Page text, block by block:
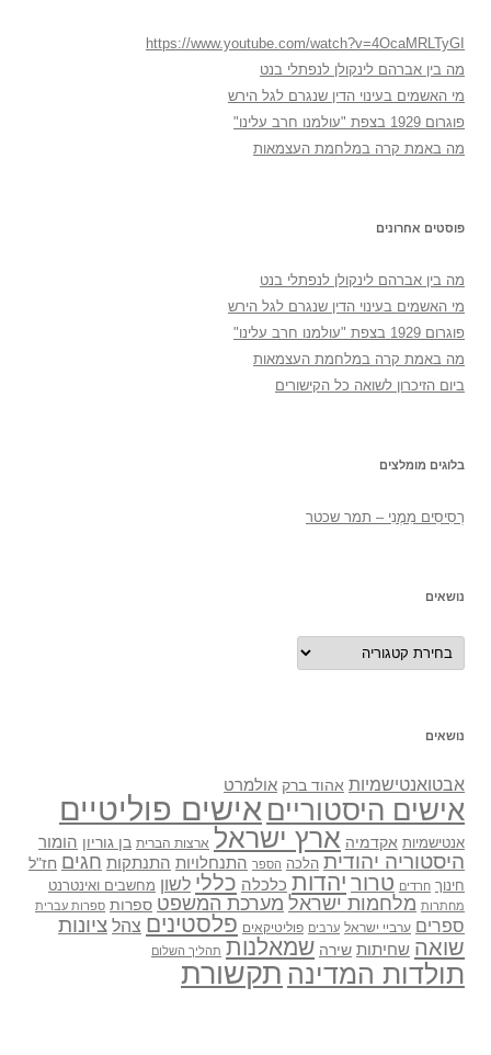
https://www.youtube.com/watch?v=4OcaMRLTyGI
מה בין אברהם לינקולן לנפתלי בנט
מי האשמים בעינוי הדין שנגרם לגל הירש
פוגרום 1929 בצפת "עולמנו חרב עלינו"
מה באמת קרה במלחמת העצמאות
פוסטים אחרונים
מה בין אברהם לינקולן לנפתלי בנט
מי האשמים בעינוי הדין שנגרם לגל הירש
פוגרום 1929 בצפת "עולמנו חרב עלינו"
מה באמת קרה במלחמת העצמאות
ביום הזיכרון לשואה כל הקישורים
בלוגים מומלצים
רְסִיסִים מִמֶנִי – תמר שכטר
נושאים
נושאים
נושאים
אבטואנטישמיות אהוד ברק אולמרט
אישים היסטוריים אישים פוליטיים
אנטישמיות אקדמיה ארץ ישראל ארצות הברית בן גוריון הומור
היסטוריה יהודית הלכה הספר התנחלויות התנתקות חגים חז"ל
חינוך חרדים טרור יהדות כלכלה כללי לשון מחשבים ואינטרנט
מחתרות מלחמות ישראל מערכת המשפט ספרות ספרות עברית
ספרים ערביי ישראל ערבים פוליטיקאים פלסטינים צהל ציונות
שואה שחיתות שירה שמאלנות תהליך השלום
תולדות המדינה תקשורת